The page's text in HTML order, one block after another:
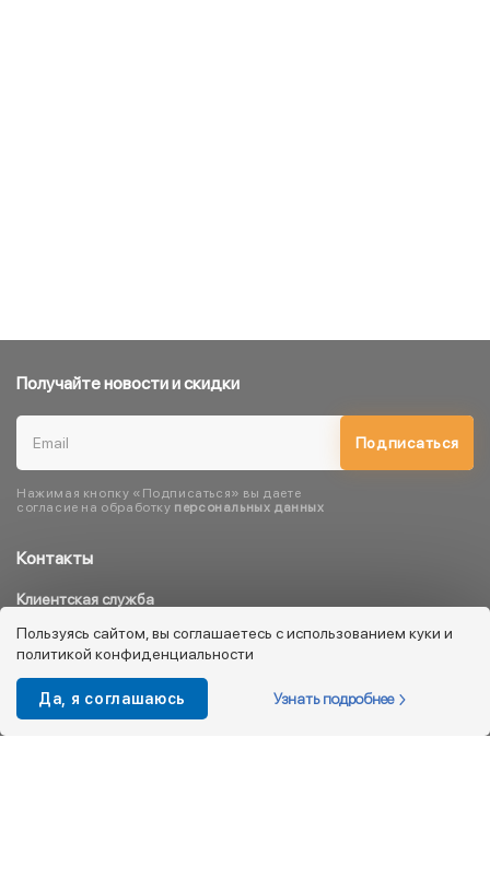
Контакты
Клиентская служба
8 800 333 08 45
info@kotofey.ru
Магазины в Москва (50)
Получайте новости и скидки
Подписаться
Нажимая кнопку «Подписаться» вы даете
согласие на обработку персональных данных
Пользуясь сайтом, вы соглашаетесь с использованием куки и
политикой конфиденциальности
Да, я соглашаюсь Узнать подробнее